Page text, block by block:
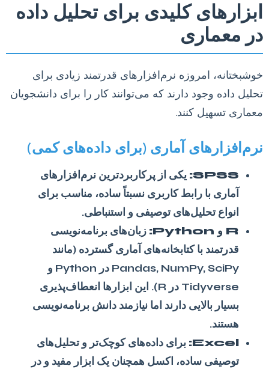
ابزارهای کلیدی برای تحلیل داده
در معماری
خوشبختانه، امروزه نرم‌افزارهای قدرتمند زیادی برای
تحلیل داده وجود دارند که می‌توانند کار را برای دانشجویان
معماری تسهیل کنند.
نرم‌افزارهای آماری (برای داده‌های کمی)
SPSS: یکی از پرکاربردترین نرم‌افزارهای
آماری با رابط کاربری نسبتاً ساده، مناسب برای
انواع تحلیل‌های توصیفی و استنباطی.
R و Python:
زبان‌های برنامه‌نویسی
قدرتمند با کتابخانه‌های آماری گسترده (مانند
Pandas, NumPy, SciPy در Python و
Tidyverse در R). این ابزارها انعطاف‌پذیری
بسیار بالایی دارند اما نیازمند دانش برنامه‌نویسی
هستند.
Excel: برای داده‌های کوچک‌تر و تحلیل‌های
توصیفی ساده، اکسل همچنان یک ابزار مفید و در